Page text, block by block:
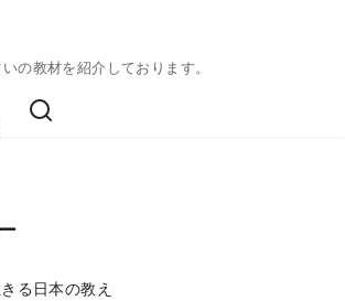
の教材を紹介しております。
る日本の教え